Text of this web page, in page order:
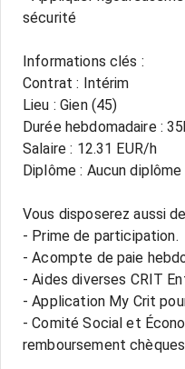
sécurité
Informations clés :
Contrat : Intérim
Lieu : Gien (45)
Durée hebdomadaire :
Salaire : 12.31 EUR/h
Diplôme : Aucun diplôme
Vous disposerez aussi
- Prime de participation.
- Acompte de paie
- Aides diverses CRIT
- Application My Crit
- Comité Social et